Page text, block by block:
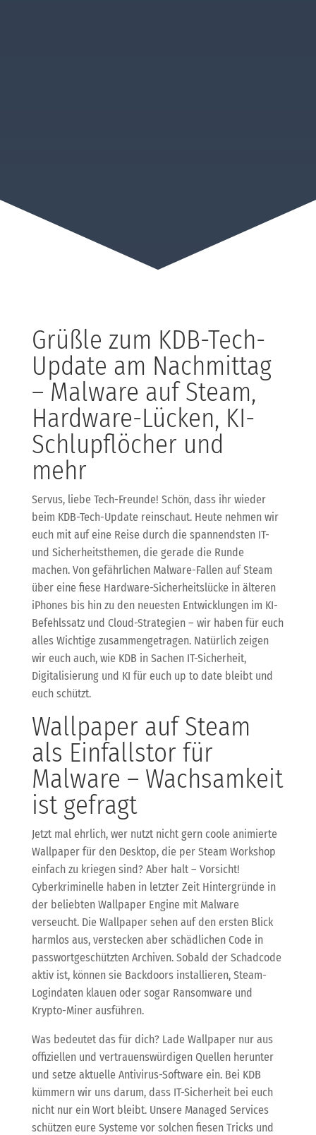
Grüßle zum KDB-Tech-
Update am Nachmittag
– Malware auf Steam,
Hardware-Lücken, KI-
Schlupflöcher und
mehr
Servus, liebe Tech-Freunde! Schön, dass ihr wieder
beim KDB-Tech-Update reinschaut. Heute nehmen wir
euch mit auf eine Reise durch die spannendsten IT-
und Sicherheitsthemen, die gerade die Runde
machen. Von gefährlichen Malware-Fallen auf Steam
über eine fiese Hardware-Sicherheitslücke in älteren
iPhones bis hin zu den neuesten Entwicklungen im KI-
Befehlssatz und Cloud-Strategien – wir haben für euch
alles Wichtige zusammengetragen. Natürlich zeigen
wir euch auch, wie KDB in Sachen IT-Sicherheit,
Digitalisierung und KI für euch up to date bleibt und
euch schützt.
Wallpaper auf Steam
als Einfallstor für
Malware – Wachsamkeit
ist gefragt
Jetzt mal ehrlich, wer nutzt nicht gern coole animierte
Wallpaper für den Desktop, die per Steam Workshop
einfach zu kriegen sind? Aber halt – Vorsicht!
Cyberkriminelle haben in letzter Zeit Hintergründe in
der beliebten Wallpaper Engine mit Malware
verseucht. Die Wallpaper sehen auf den ersten Blick
harmlos aus, verstecken aber schädlichen Code in
passwortgeschützten Archiven. Sobald der Schadcode
aktiv ist, können sie Backdoors installieren, Steam-
Logindaten klauen oder sogar Ransomware und
Krypto-Miner ausführen.
Was bedeutet das für dich? Lade Wallpaper nur aus
offiziellen und vertrauenswürdigen Quellen herunter
und setze aktuelle Antivirus-Software ein. Bei KDB
kümmern wir uns darum, dass IT-Sicherheit bei euch
nicht nur ein Wort bleibt. Unsere Managed Services
schützen eure Systeme vor solchen fiesen Tricks und